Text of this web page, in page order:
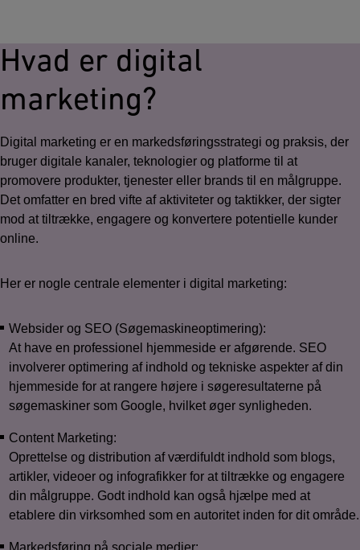
Hvad er digital
marketing?
Digital marketing er en markedsføringsstrategi og praksis, der
bruger digitale kanaler, teknologier og platforme til at
promovere produkter, tjenester eller brands til en målgruppe.
Det omfatter en bred vifte af aktiviteter og taktikker, der sigter
mod at tiltrække, engagere og konvertere potentielle kunder
online.
Her er nogle centrale elementer i digital marketing:
Websider og SEO (Søgemaskineoptimering):
At have en professionel hjemmeside er afgørende. SEO
involverer optimering af indhold og tekniske aspekter af din
hjemmeside for at rangere højere i søgeresultaterne på
søgemaskiner som Google, hvilket øger synligheden.
Content Marketing:
Oprettelse og distribution af værdifuldt indhold som blogs,
artikler, videoer og infografikker for at tiltrække og engagere
din målgruppe. Godt indhold kan også hjælpe med at
etablere din virksomhed som en autoritet inden for dit område.
Markedsføring på sociale medier: